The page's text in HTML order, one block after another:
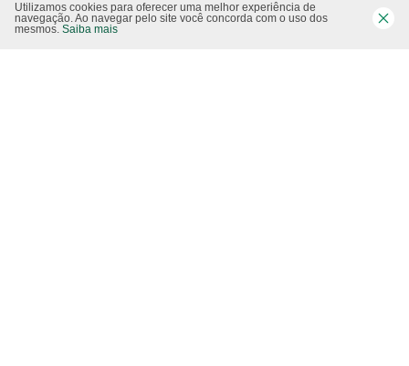
Siga-nos nas rede sociais
Utilizamos cookies para oferecer uma melhor experiência de
navegação. Ao navegar pelo site você concorda com o uso dos
mesmos. Saiba mais